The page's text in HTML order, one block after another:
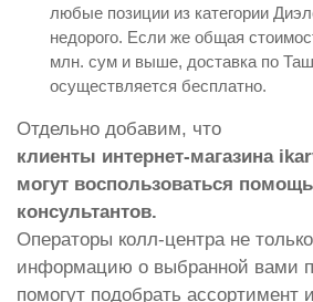
любые позиции из категории
недорого. Если же общая
млн. сум и выше, доставка по
осуществляется бесплатно.
Отдельно добавим, что
клиенты интернет-магазина
могут воспользоваться
консультантов.
Операторы колл-центра не
информацию о выбранной вами
помогут подобрать ассортимент